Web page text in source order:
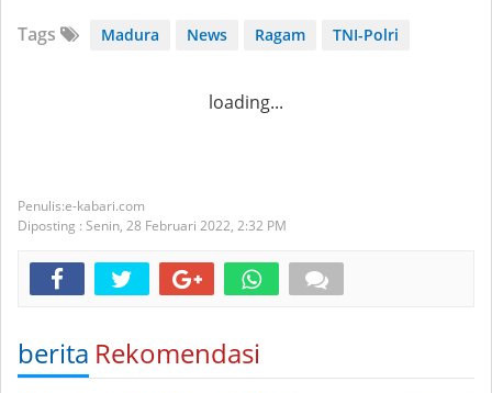
Tags Madura News Ragam TNI-Polri
loading...
e-kabari.com
Diposting : Senin, 28 Februari 2022, 2:32 PM
berita Rekomendasi